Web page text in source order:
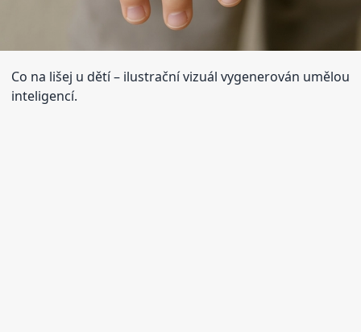
Co na lišej u dětí– ilustrační vizuál vygenerován umělou
inteligencí.